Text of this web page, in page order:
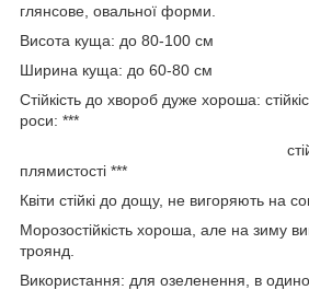
глянсове, овальної форми.
Висота куща: до 80-100 см
Ширина куща: до 60-80 см
Стійкість до хвороб дуже хороша:
роси: ***
стійкість до
плямистості ***
Квіти стійкі до дощу, не вигоряють на
Морозостійкість хороша, але на зиму
троянд.
Використання: для озеленення, в